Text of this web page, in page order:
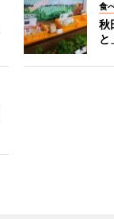
食
秋
と